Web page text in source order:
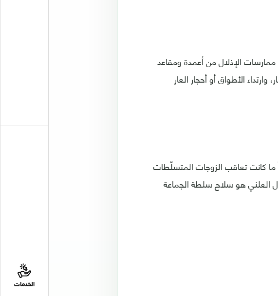
الخدمات
الإذلال من أعمدة ومقاعد
الأطواق أو أحجار العار
ما كانت تعاقب الزوجات المتسلّطات
العلني هو سلاح سلطة الجماعة